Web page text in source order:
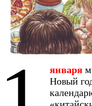
января
Новый